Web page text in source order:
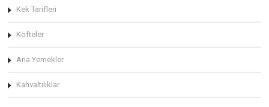
Kek Tarifleri
Köfteler
Ana Yemekler
Kahvaltılıklar